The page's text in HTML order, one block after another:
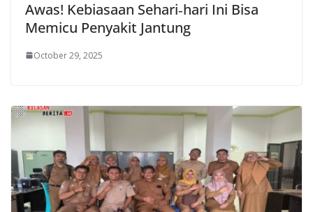
Awas! Kebiasaan Sehari‑hari Ini Bisa
Memicu Penyakit Jantung
October 29, 2025